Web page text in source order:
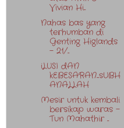
Vivian Hi...
Nahas bas yang
terhumban di
Genting Higlands
- 21/...
iLUSI dAN
kEBESARAN....sUBH
ANALLAH
Mesir untuk kembali
bersikap waras -
Tun Mahathir ...